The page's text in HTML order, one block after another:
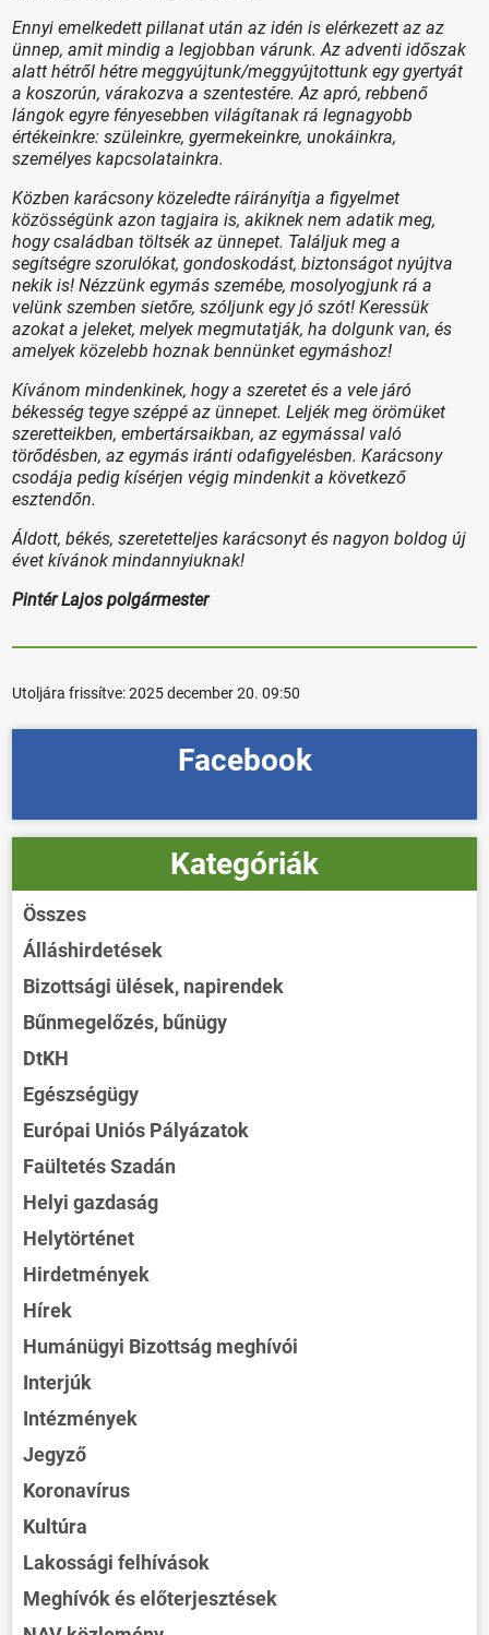
Ennyi emelkedett pillanat után az idén is elérkezett az az
ünnep, amit mindig a legjobban várunk. Az adventi időszak
alatt hétről hétre meggyújtunk/meggyújtottunk egy gyertyát
a koszorún, várakozva a szentestére. Az apró, rebbenő
lángok egyre fényesebben világítanak rá legnagyobb
értékeinkre: szüleinkre, gyermekeinkre, unokáinkra,
személyes kapcsolatainkra.
Közben karácsony közeledte ráirányítja a figyelmet
közösségünk azon tagjaira is, akiknek nem adatik meg,
hogy családban töltsék az ünnepet. Találjuk meg a
segítségre szorulókat, gondoskodást, biztonságot nyújtva
nekik is! Nézzünk egymás szemébe, mosolyogjunk rá a
velünk szemben sietőre, szóljunk egy jó szót! Keressük
azokat a jeleket, melyek megmutatják, ha dolgunk van, és
amelyek közelebb hoznak bennünket egymáshoz!
Kívánom mindenkinek, hogy a szeretet és a vele járó
békesség tegye széppé az ünnepet. Leljék meg örömüket
szeretteikben, embertársaikban, az egymással való
törődésben, az egymás iránti odafigyelésben. Karácsony
csodája pedig kísérjen végig mindenkit a következő
esztendőn.
Áldott, békés, szeretetteljes karácsonyt és nagyon boldog új
évet kívánok mindannyiuknak!
Pintér Lajos polgármester
Utoljára frissítve:2025 december 20. 09:50
Facebook
Kategóriák
Összes
Álláshirdetések
Bizottsági ülések, napirendek
Bűnmegelőzés, bűnügy
DtKH
Egészségügy
Európai Uniós Pályázatok
Faültetés Szadán
Helyi gazdaság
Helytörténet
Hirdetmények
Hírek
Humánügyi Bizottság meghívói
Interjúk
Intézmények
Jegyző
Koronavírus
Kultúra
Lakossági felhívások
Meghívók és előterjesztések